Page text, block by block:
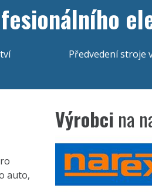
Předvedení stroje
auto,
Výrobci na